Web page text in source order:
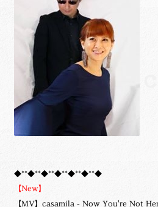
◆**◆**◆**◆**◆**◆**◆
【New】
【MV】casamila - Now You're Not